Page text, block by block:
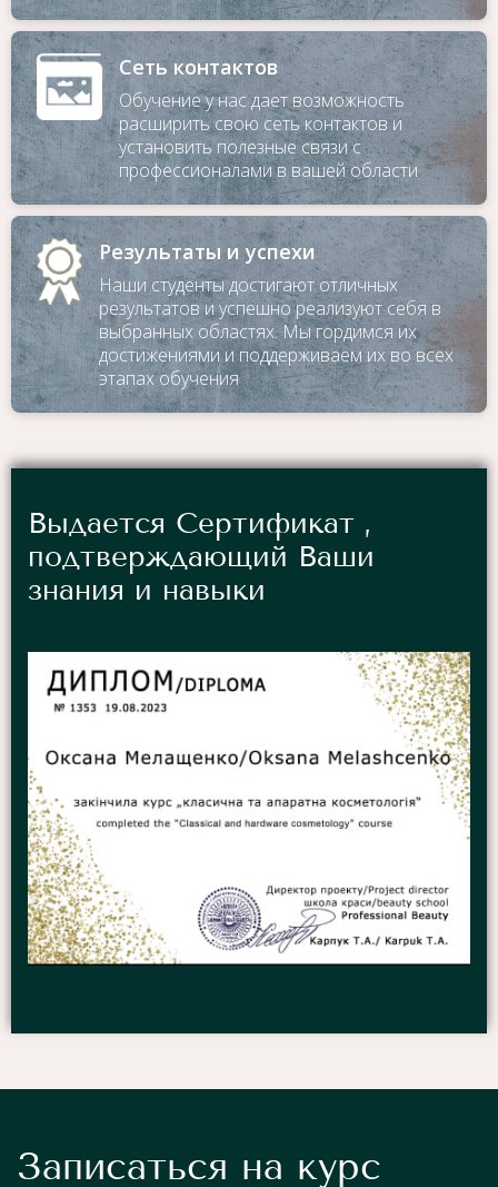
Сеть контактов
Обучение у нас дает возможность
расширить свою сеть контактов и
установить полезные связи с
профессионалами в вашей области
Результаты и успехи
Наши студенты достигают отличных
результатов и успешно реализуют себя в
выбранных областях. Мы гордимся их
достижениями и поддерживаем их во всех
этапах обучения
Выдается Сертификат ,
подтверждающий Ваши
знания и навыки
Записаться на курс